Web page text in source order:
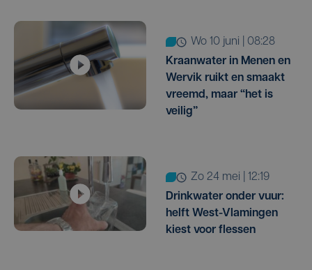
wo 10 juni | 08:28
Kraanwater in Menen en
Wervik ruikt en smaakt
vreemd, maar “het is
veilig”
zo 24 mei | 12:19
Drinkwater onder vuur:
helft West-Vlamingen
kiest voor flessen